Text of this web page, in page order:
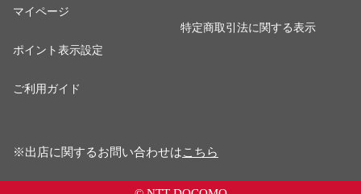
マイページ
ポイント表示設定
ご利用ガイド
特定商取引法に関する表示
※出店に関するお問い合わせはこちら